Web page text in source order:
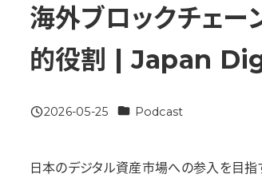
海外ブロックチェ
的役割 | Japan
投稿日
2026-05-25 カテゴリー
Podcast
日本のデジタル資産市場への参入を目指